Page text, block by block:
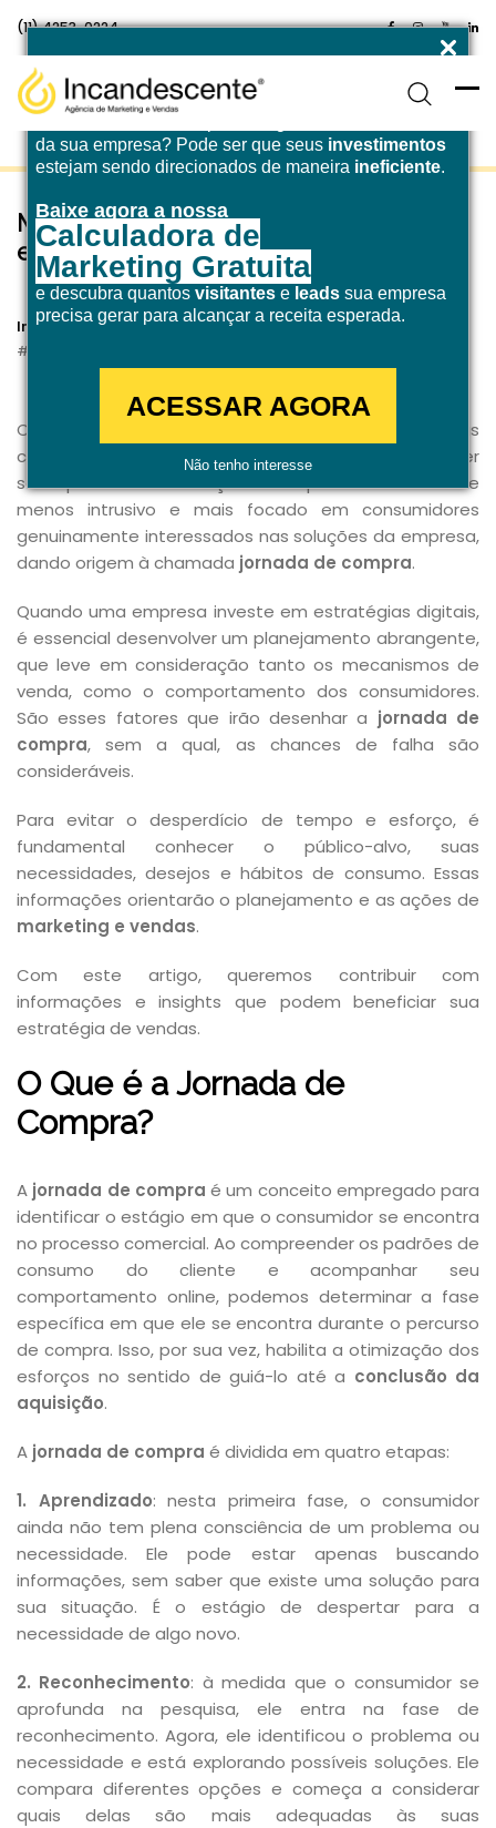
da sua empresa? Pode ser que seus investimentos
estejam sendo direcionados de maneira ineficiente.
Baixe agora a nossa
Calculadora de
Marketing Gratuita
e descubra quantos visitantes e leads sua empresa
precisa gerar para alcançar a receita esperada.
ACESSAR AGORA
Não tenho interesse
(11) 4253-0224
Mapeando a jornada de compra:
entendendo o caminho do cliente
Incandescente
21 de novembro de 2023
Com a chegada do
, as empresas
conquistaram novos modelos para promover e vender
seus produtos e serviços. Esse processo tornou-se
menos intrusivo e mais focado em consumidores
genuinamente interessados nas soluções da empresa,
dando origem à chamada jornada de compra.
Quando uma empresa investe em estratégias digitais,
é essencial desenvolver um planejamento abrangente,
que leve em consideração tanto os mecanismos de
venda, como o comportamento dos consumidores.
São esses fatores que irão desenhar a jornada de
compra, sem a qual, as chances de falha são
consideráveis.
Para evitar o desperdício de tempo e esforço, é
fundamental conhecer o público-alvo, suas
necessidades, desejos e hábitos de consumo. Essas
informações orientarão o planejamento e as ações de
marketing e vendas.
Com este artigo, queremos contribuir com
informações e insights que podem beneficiar sua
estratégia de vendas.
O Que é a Jornada de
Compra?
A jornada de compra é um conceito empregado para
identificar o estágio em que o consumidor se encontra
no processo comercial. Ao compreender os padrões de
consumo do cliente e acompanhar seu
comportamento online, podemos determinar a fase
específica em que ele se encontra durante o percurso
de compra. Isso, por sua vez, habilita a otimização dos
esforços no sentido de guiá-lo até a conclusão da
aquisição.
A jornada de compra é dividida em quatro etapas:
1. Aprendizado: nesta primeira fase, o consumidor
ainda não tem plena consciência de um problema ou
necessidade. Ele pode estar apenas buscando
informações, sem saber que existe uma solução para
sua situação. É o estágio de despertar para a
necessidade de algo novo.
2. Reconhecimento: à medida que o consumidor se
aprofunda na pesquisa, ele entra na fase de
reconhecimento. Agora, ele identificou o problema ou
necessidade e está explorando possíveis soluções. Ele
compara diferentes opções e começa a considerar
quais delas são mais adequadas às suas